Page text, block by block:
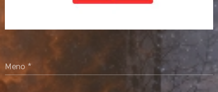
Meno